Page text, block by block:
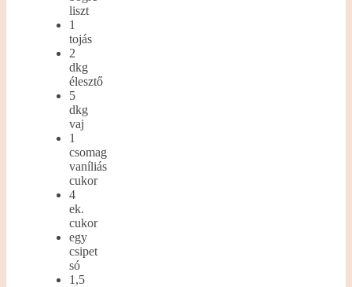
liszt
1
tojás
2
dkg
élesztő
5
dkg
vaj
1
csomag
vaníliás
cukor
4
ek.
cukor
egy
csipet
só
1,5